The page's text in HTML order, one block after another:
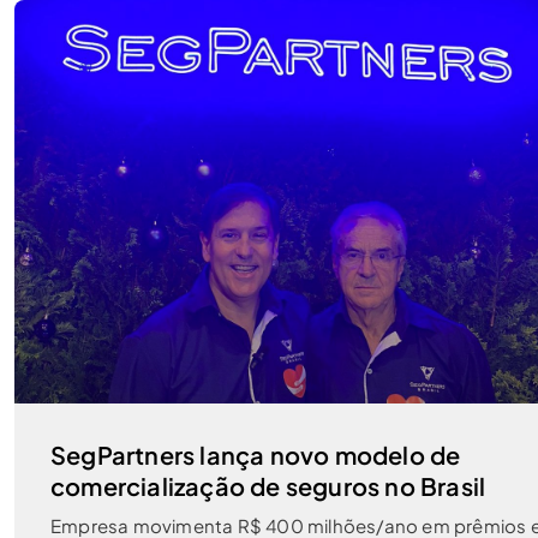
SegPartners lança novo modelo de
comercialização de seguros no Brasil
Empresa movimenta R$ 400 milhões/ano em prêmios